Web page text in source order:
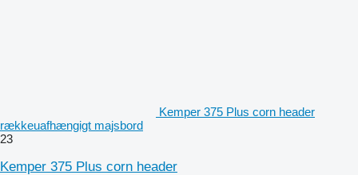
Kemper 375 Plus corn header
rækkeuafhængigt majsbord
23
Kemper 375 Plus corn header